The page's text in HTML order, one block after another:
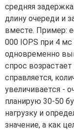
средняя
длину очереди и
вместе. Пример:
000 IOPS при 4
одновременно
спрос
справляется,
увеличивается -
планирую 30-50
нагрузку и
значение, а как